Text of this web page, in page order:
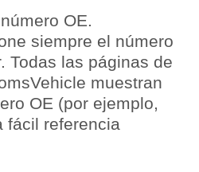
OE.
siempre el número
Todas las páginas de
muestran
OE (por ejemplo,
fácil referencia